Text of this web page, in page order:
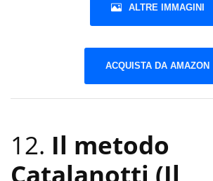
ALTRE IMMAGINI
ACQUISTA DA AMAZON
12. Il metodo